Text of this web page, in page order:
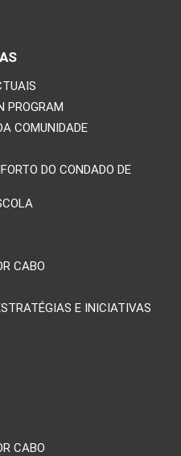
PROGRAM
COMUNIDADE
DO CONDADO DE
CABO
E INICIATIVAS
CABO